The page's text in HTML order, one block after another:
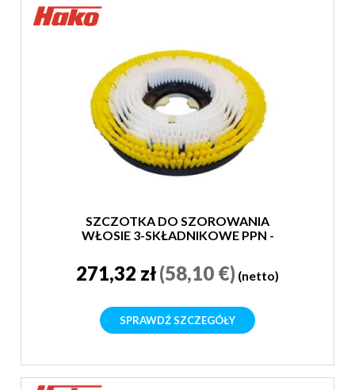
SZCZOTKA DO SZOROWANIA
WŁOSIE 3-SKŁADNIKOWE PPN -
271,32 zł(58,10 €) (netto)
SPRAWDŹ SZCZEGÓŁY